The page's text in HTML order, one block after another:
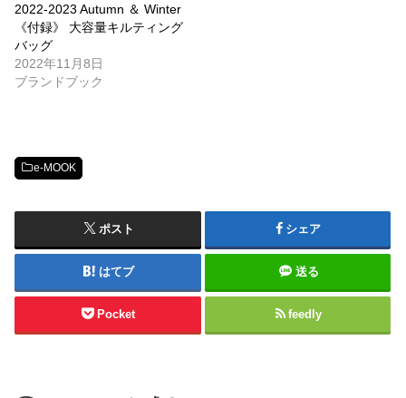
2022-2023 Autumn ＆ Winter
《付録》 大容量キルティング
バッグ
2022年11月8日
ブランドブック
e-MOOK
ポスト シェア
はてブ 送る
Pocket feedly